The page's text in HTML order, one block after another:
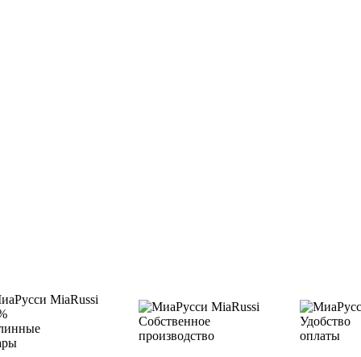
Собственное
производство
Удобство
оплаты